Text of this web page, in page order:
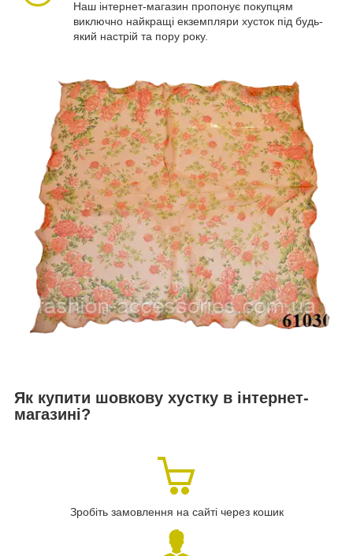
Наш інтернет-магазин пропонує покупцям
виключно найкращі екземпляри хусток під будь-
який настрій та пору року.
Як купити шовкову хустку в інтернет-
магазині?
Зробіть замовлення на сайті через кошик